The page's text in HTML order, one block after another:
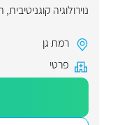
נוירולוגיה קוגניטיבית,
רמת גן
פרטי